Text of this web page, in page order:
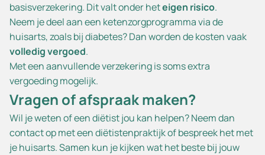
basisverzekering. Dit valt onder heteigen risico.
Neem je deel aan een ketenzorgprogramma via de
huisarts, zoals bij diabetes? Dan worden de kosten vaak
volledig vergoed.
Met een aanvullende verzekering is soms extra
vergoeding mogelijk.
Vragen of afspraak maken?
Wil je weten of een diëtist jou kan helpen? Neem dan
contact op met een diëtistenpraktijk of bespreek het met
je huisarts. Samen kun je kijken wat het beste bij jouw